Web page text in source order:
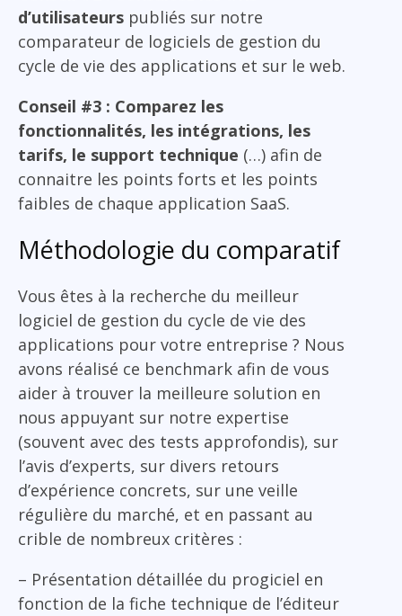
d’utilisateurs publiés sur notre
comparateur de logiciels de gestion du
cycle de vie des applications et sur le web.
Conseil #3 : Comparez les
fonctionnalités, les intégrations, les
tarifs, le support technique (…) afin de
connaitre les points forts et les points
faibles de chaque application SaaS.
Méthodologie du comparatif
Vous êtes à la recherche du meilleur
logiciel de gestion du cycle de vie des
applications pour votre entreprise ? Nous
avons réalisé ce benchmark afin de vous
aider à trouver la meilleure solution en
nous appuyant sur notre expertise
(souvent avec des tests approfondis), sur
l’avis d’experts, sur divers retours
d’expérience concrets, sur une veille
régulière du marché, et en passant au
crible de nombreux critères :
– Présentation détaillée du progiciel en
fonction de la fiche technique de l’éditeur